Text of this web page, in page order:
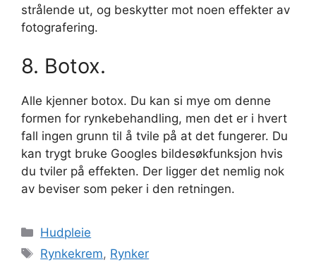
strålende ut, og beskytter mot noen effekter av
fotografering.
8. Botox.
Alle kjenner botox. Du kan si mye om denne
formen for rynkebehandling, men det er i hvert
fall ingen grunn til å tvile på at det fungerer. Du
kan trygt bruke Googles bildesøkfunksjon hvis
du tviler på effekten. Der ligger det nemlig nok
av beviser som peker i den retningen.
Kategorier
Hudpleie
Stikkord
Rynkekrem, Rynker